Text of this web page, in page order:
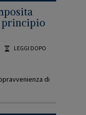
principio
LEGGI DOPO
di